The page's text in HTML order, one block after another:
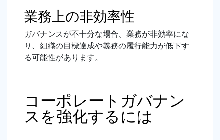
業務上の非効率性
ガバナンスが不十分な場合、業務が非効率にな
り、組織の目標達成や義務の履行能力が低下す
る可能性があります。
コーポレートガバナン
スを強化するには